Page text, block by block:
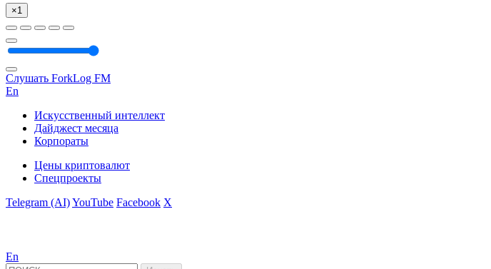
×1
Слушать ForkLog FM
En
Искусственный интеллект
Дайджест месяца
Корпораты
Цены криптовалют
Спецпроекты
Telegram (AI)YouTube Facebook X
En